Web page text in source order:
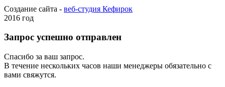
Создание сайта - веб-студия Кефирок
2016 год
Запрос успешно отправлен
Спасибо за ваш запрос.
В течение нескольких часов наши менеджеры обязательно с
вами свяжутся.